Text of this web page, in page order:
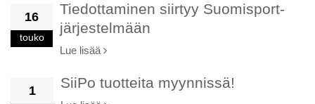
16
touko
Tiedottaminen siirtyy Suomisport-
järjestelmään
Lue lisää
1 SiiPo tuotteita myynnissä!